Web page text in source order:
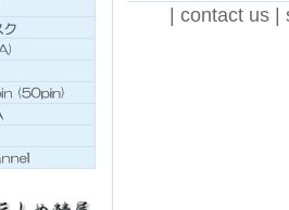
|contact us |